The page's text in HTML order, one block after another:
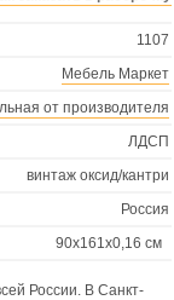
1107
Мебель Маркет
от производителя
ЛДСП
винтаж оксид/кантри
Россия
90х161х0,16 см
России. В Санкт-